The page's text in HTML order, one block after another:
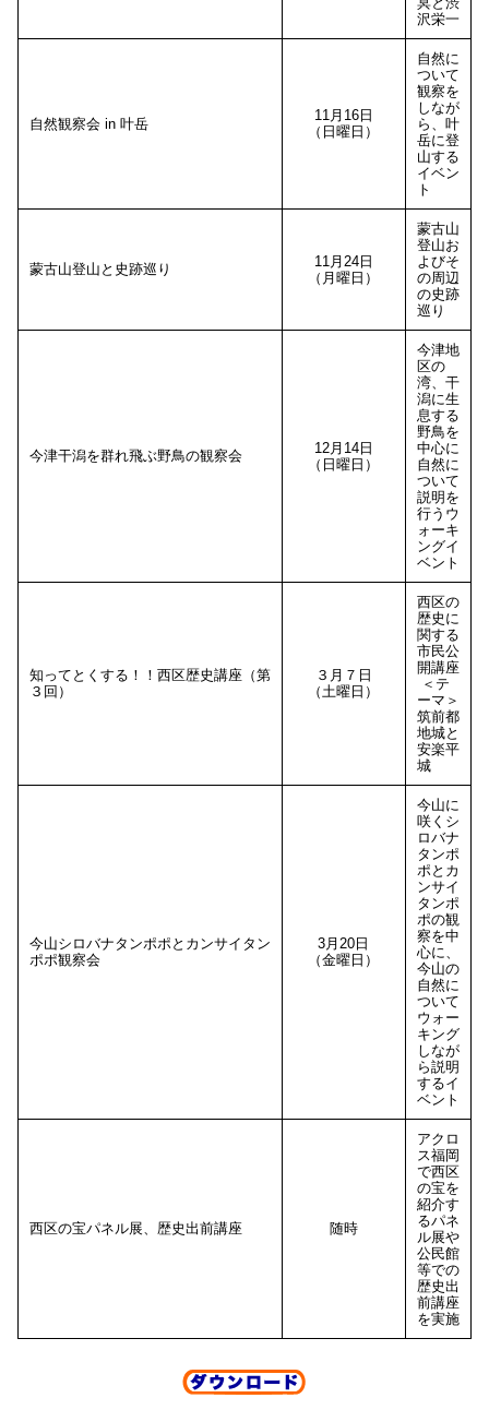
沢栄一
自然観察会 in 叶岳
11月16日
（日曜日）
自然に
ついて
観察を
しなが
ら、叶
岳に登
山する
イベン
ト
蒙古山登山と史跡巡り
11月24日
（月曜日）
蒙古山
登山お
よびそ
の周辺
の史跡
巡り
今津干潟を群れ飛ぶ野鳥の観察会
12月14日
（日曜日）
今津地
区の
湾、干
潟に生
息する
野鳥を
中心に
自然に
ついて
説明を
行うウ
ォーキ
ングイ
ベント
知ってとくする！！西区歴史講座（第
３回）
３月７日
（土曜日）
西区の
歴史に
関する
市民公
開講座
＜テ
ーマ＞
筑前都
地城と
安楽平
城
今山シロバナタンポポとカンサイタン
ポポ観察会
3月20日
（金曜日）
今山に
咲くシ
ロバナ
タンポ
ポとカ
ンサイ
タンポ
ポの観
察を中
心に、
今山の
自然に
ついて
ウォー
キング
しなが
ら説明
するイ
ベント
西区の宝パネル展、歴史出前講座 随時
アクロ
ス福岡
で西区
の宝を
紹介す
るパネ
ル展や
公民館
等での
歴史出
前講座
を実施